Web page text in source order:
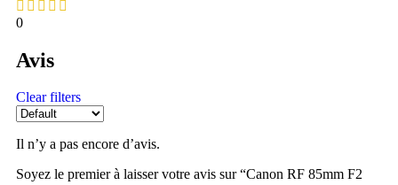
0
Avis
Clear filters
Il n’y a pas encore d’avis.
Soyez le premier à laisser votre avis sur “Canon RF 85mm F2